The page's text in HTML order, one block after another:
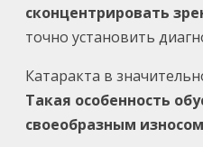
сконцентрировать
точно установить
Катаракта в
Такая особенность
своеобразным